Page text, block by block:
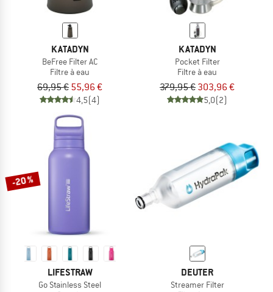
KATADYN
BeFree Filter AC
Filtre à eau
69,95 € 55,96 €
4,5(4)
KATADYN
Pocket Filter
Filtre à eau
379,95 € 303,96 €
5,0(2)
-20 %
LIFESTRAW
Go Stainless Steel
DEUTER
Streamer Filter